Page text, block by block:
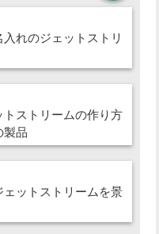
れのジェットストリ
トストリームの作り方
製品
ェットストリームを景